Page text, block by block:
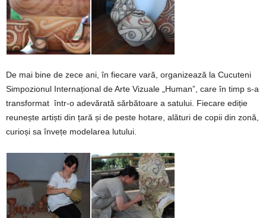
De mai bine de zece ani, în fiecare vară, organizează la Cucuteni
Simpozionul Internațional de Arte Vizuale „Human”, care în timp s-a
transformat într-o adevărată sărbătoare a satului. Fiecare ediție
reunește artiști din țară și de peste hotare, alături de copii din zonă,
curioși sa învețe modelarea lutului.